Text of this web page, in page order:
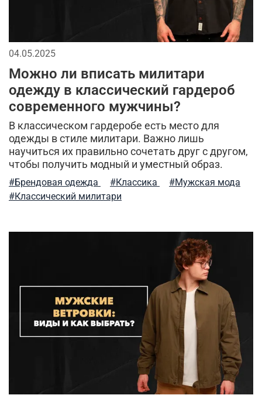
тактический рюкзак сушка
как носить милитари в зрелом возрасте
мужская ветровка
брюки-карго спортивные брюки куртка-бомбер
камуфляж индивидуальный стиль мужчины
легкость ухода мужские шорты
туристический рюкзак куртка на синтепоне
практичная одежда ветровка милитари
балаклава
натуральный хлопок дизайнерские вещи
мужская куртка милитари брюки
аляска куртка
утепленная куртка
04.05.2025
Можно ли вписать милитари
одежду в классический гардероб
современного мужчины?
В классическом гардеробе есть место для
одежды в стиле милитари. Важно лишь
научиться их правильно сочетать друг с другом,
чтобы получить модный и уместный образ.
#Брендовая одежда #Классика
#Мужская мода
#Классический милитари